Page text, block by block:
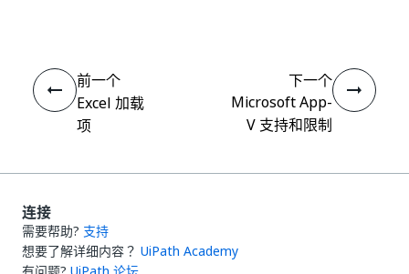
前一个
Excel 加载
项
下一个
Microsoft App-
V 支持和限制
连接
需要帮助? 支持
想要了解详细内容？ UiPath Academy